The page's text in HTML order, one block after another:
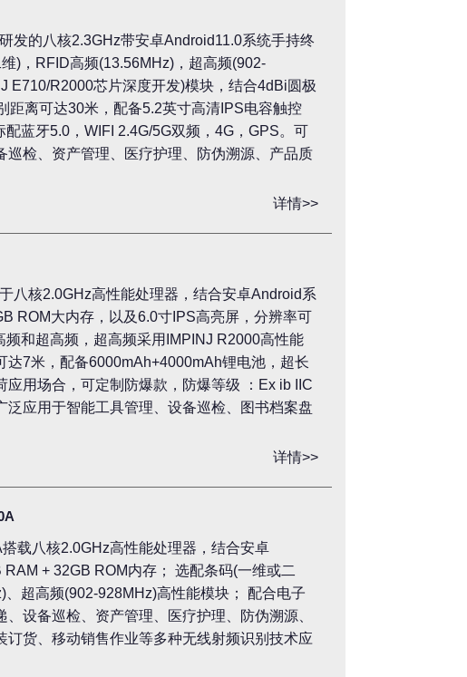
发的八核2.3GHz带安卓Android11.0系统手持终
)，RFID高频(13.56MHz)，超高频(902-
E710/R2000芯片深度开发)模块，结合4dBi圆极
距离可达30米，配备5.2英寸高清IPS电容触控
蓝牙5.0，WIFI 2.4G/5G双频，4G，GPS。可
巡检、资产管理、医疗护理、防伪溯源、产品质
详情>>
八核2.0GHz高性能处理器，结合安卓Android系
ROM大内存，以及6.0寸IPS高亮屏，分辨率可
和超高频，超高频采用IMPINJ R2000高性能
达7米，配备6000mAh+4000mAh锂电池，超长
应用场合，可定制防爆款，防爆等级 ：Ex ib IIC
泛应用于智能工具管理、设备巡检、图书档案盘
详情>>
载八核2.0GHz高性能处理器，结合安卓
+ 32GB ROM内存； 选配条码(一维或二
超高频(902-928MHz)高性能模块； 配合电子
设备巡检、资产管理、医疗护理、防伪溯源、
订货、移动销售作业等多种无线射频识别技术应